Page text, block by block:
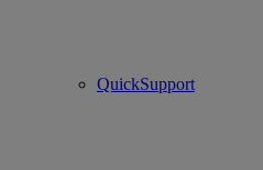
QuickSupport